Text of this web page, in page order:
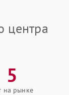
центра
5
на рынке